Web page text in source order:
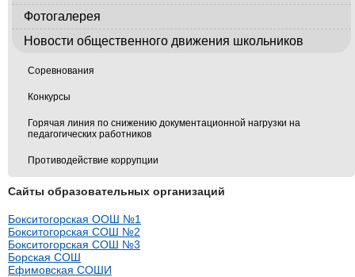
Фотогалерея
Новости общественного движения школьников
Соревнования
Конкурсы
Горячая линия по снижению документационной нагрузки на
педагогических работников
Противодействие коррупции
Сайты образовательных организаций
Бокситогорская ООШ №1
Бокситогорская СОШ №2
Бокситогорская СОШ №3
Борская СОШ
Ефимовская СОШИ